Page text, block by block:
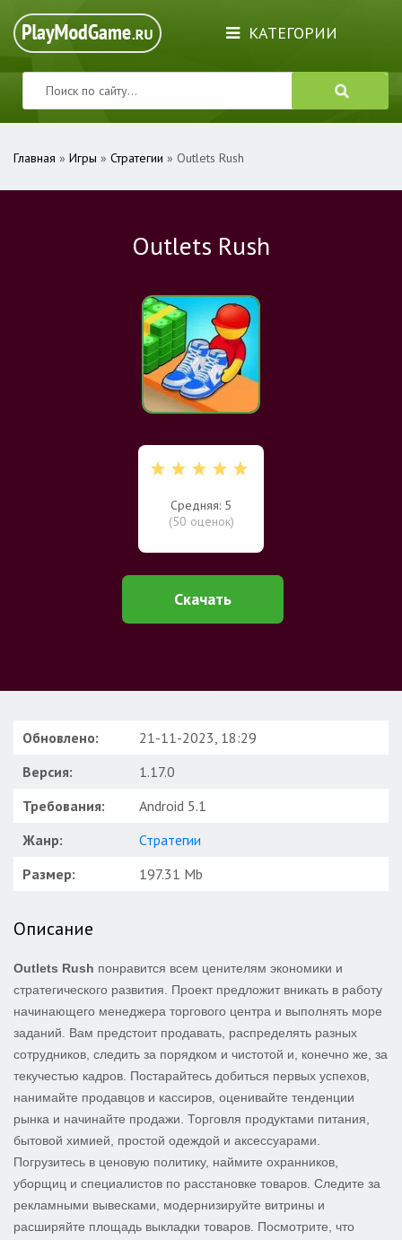
КАТЕГОРИИ
Главная » Игры » Стратегии » Outlets Rush
Outlets Rush
Средняя: 5
(50 оценок)
Скачать
Обновлено:
21-11-2023, 18:29
Версия:
1.17.0
Требования:
Android 5.1
Жанр:
Стратегии
Размер:
197.31 Mb
Описание
Outlets Rush понравится всем ценителям экономики и
стратегического развития. Проект предложит вникать в работу
начинающего менеджера торгового центра и выполнять море
заданий. Вам предстоит продавать, распределять разных
сотрудников, следить за порядком и чистотой и, конечно же, за
текучестью кадров. Постарайтесь добиться первых успехов,
нанимайте продавцов и кассиров, оценивайте тенденции
рынка и начинайте продажи. Торговля продуктами питания,
бытовой химией, простой одеждой и аксессуарами.
Погрузитесь в ценовую политику, наймите охранников,
уборщиц и специалистов по расстановке товаров. Следите за
рекламными вывесками, модернизируйте витрины и
расширяйте площадь выкладки товаров. Посмотрите, что